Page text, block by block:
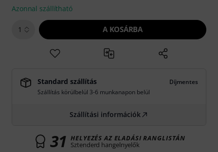
Azonnal szállítható
1 A KOSÁRBA
Standard szállítás
Díjmentes
Szállítás körülbelül 3-6 munkanapon belül
Szállítási információk
31 HELYEZÉS AZ ELADÁSI RANGLISTÁN
Sztenderd hangelnyelők